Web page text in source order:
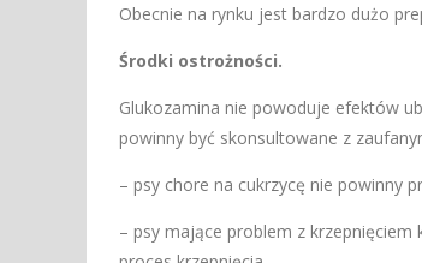
Obecnie na rynku jest bardzo dużo
Środki ostrożności.
Glukozamina nie powoduje efektów
powinny być skonsultowane z
– psy chore na cukrzycę nie powinny
– psy mające problem z krzepnięciem